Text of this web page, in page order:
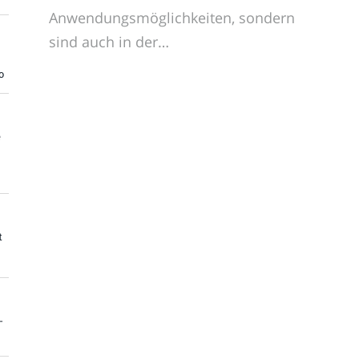
Anwendungsmöglichkeiten, sondern
sind auch in der…